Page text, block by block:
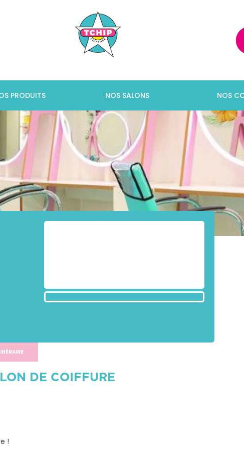
PRODUITS NOS SALONS NOS
DE COIFFURE
!